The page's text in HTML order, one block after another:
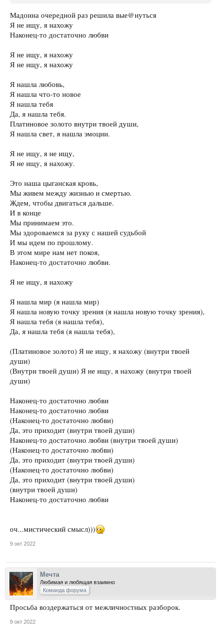
Мадонна очередной раз решила вые@нуться
Я не ищу, я нахожу
Наконец-то достаточно любви
Я не ищу, я нахожу
Я не ищу, я нахожу
Я нашла любовь,
Я нашла что-то новое
Я нашла тебя
Да, я нашла тебя.
Платиновое золото внутри твоей души,
Я нашла свет, я нашла эмоции.
Я не ищу, я не ищу,
Я не ищу, я нахожу.
Это наша цыганская кровь,
Мы живем между жизнью и смертью.
Ждем, чтобы двигаться дальше.
И в конце
Мы принимаем это.
Мы здороваемся за руку с нашей судьбой
И мы идем по прошлому.
В этом мире нам нет покоя,
Наконец-то достаточно любви.
Я не ищу, я нахожу
Я нашла мир (я нашла мир)
Я нашла новую точку зрения (я нашла новую точку зрения),
Я нашла тебя (я нашла тебя),
Да, я нашла тебя (я нашла тебя),
(Платиновое золото) Я не ищу, я нахожу (внутри твоей
души)
(Внутри твоей души) Я не ищу, я нахожу (внутри твоей
души)
Наконец-то достаточно любви
Наконец-то достаточно любви
(Наконец-то достаточно любви)
Да, это приходит (внутри твоей души)
Наконец-то достаточно любви (внутри твоей души)
(Наконец-то достаточно любви)
Да, это приходит (внутри твоей души)
(Наконец-то достаточно любви)
Да, это приходит (внутри твоей души)
(внутри твоей души)
Наконец-то достаточно любви
оч...мистический смысл)))
9 окт 2022
Мечта
Любимая и любящая взаимно
Команда форума
Просьба воздержаться от межличностных разборок.
9 окт 2022